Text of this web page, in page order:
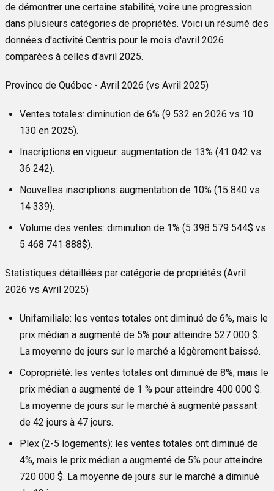
de démontrer une certaine stabilité, voire une progression
dans plusieurs catégories de propriétés. Voici un résumé des
données d'activité Centris pour le mois d'avril 2026
comparées à celles d'avril 2025.
Province de Québec - Avril 2026 (vs Avril 2025)
Ventes totales: diminution de 6% (9 532 en 2026 vs 10
130 en 2025).
Inscriptions en vigueur: augmentation de 13% (41 042 vs
36 242).
Nouvelles inscriptions: augmentation de 10% (15 840 vs
14 339).
Volume des ventes: diminution de 1% (5 398 579 544$ vs
5 468 741 888$).
Statistiques détaillées par catégorie de propriétés (Avril
2026 vs Avril 2025)
Unifamiliale: les ventes totales ont diminué de 6%, mais le
prix médian a augmenté de 5% pour atteindre 527 000 $.
La moyenne de jours sur le marché a légèrement baissé.
Copropriété: les ventes totales ont diminué de 8%, mais le
prix médian a augmenté de 1 % pour atteindre 400 000 $.
La moyenne de jours sur le marché à augmenté passant
de 42 jours à 47 jours.
Plex (2-5 logements): les ventes totales ont diminué de
4%, mais le prix médian a augmenté de 5% pour atteindre
720 000 $. La moyenne de jours sur le marché a diminué